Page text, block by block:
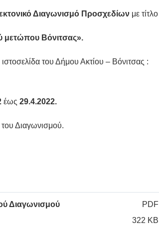
Διαγωνισμό Προσχεδίων με τίτλο
μετώπου Βόνιτσας».
του Δήμου Ακτίου – Βόνιτσας :
έως 29.4.2022.
Διαγωνισμού.
Διαγωνισμού
PDF
322 KB